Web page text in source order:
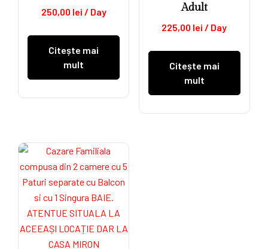
250,00 lei / Day
Citește mai
mult
Adult
225,00 lei / Day
Citește mai
mult